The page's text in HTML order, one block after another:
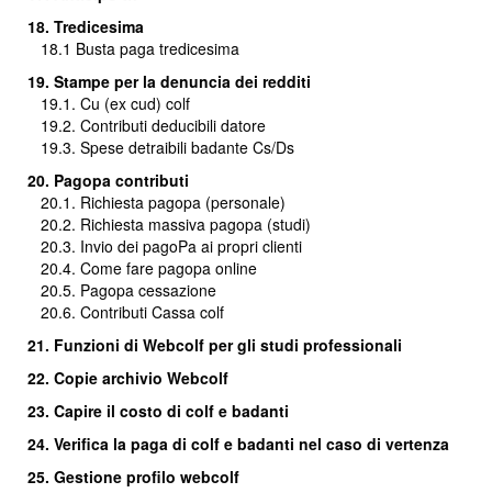
18. Tredicesima
18.1 Busta paga tredicesima
19. Stampe per la denuncia dei redditi
19.1. Cu (ex cud) colf
19.2. Contributi deducibili datore
19.3. Spese detraibili badante Cs/Ds
20. Pagopa contributi
20.1. Richiesta pagopa (personale)
20.2. Richiesta massiva pagopa (studi)
20.3. Invio dei pagoPa ai propri clienti
20.4. Come fare pagopa online
20.5. Pagopa cessazione
20.6. Contributi Cassa colf
21. Funzioni di Webcolf per gli studi professionali
22. Copie archivio Webcolf
23. Capire il costo di colf e badanti
24. Verifica la paga di colf e badanti nel caso di vertenza
25. Gestione profilo webcolf